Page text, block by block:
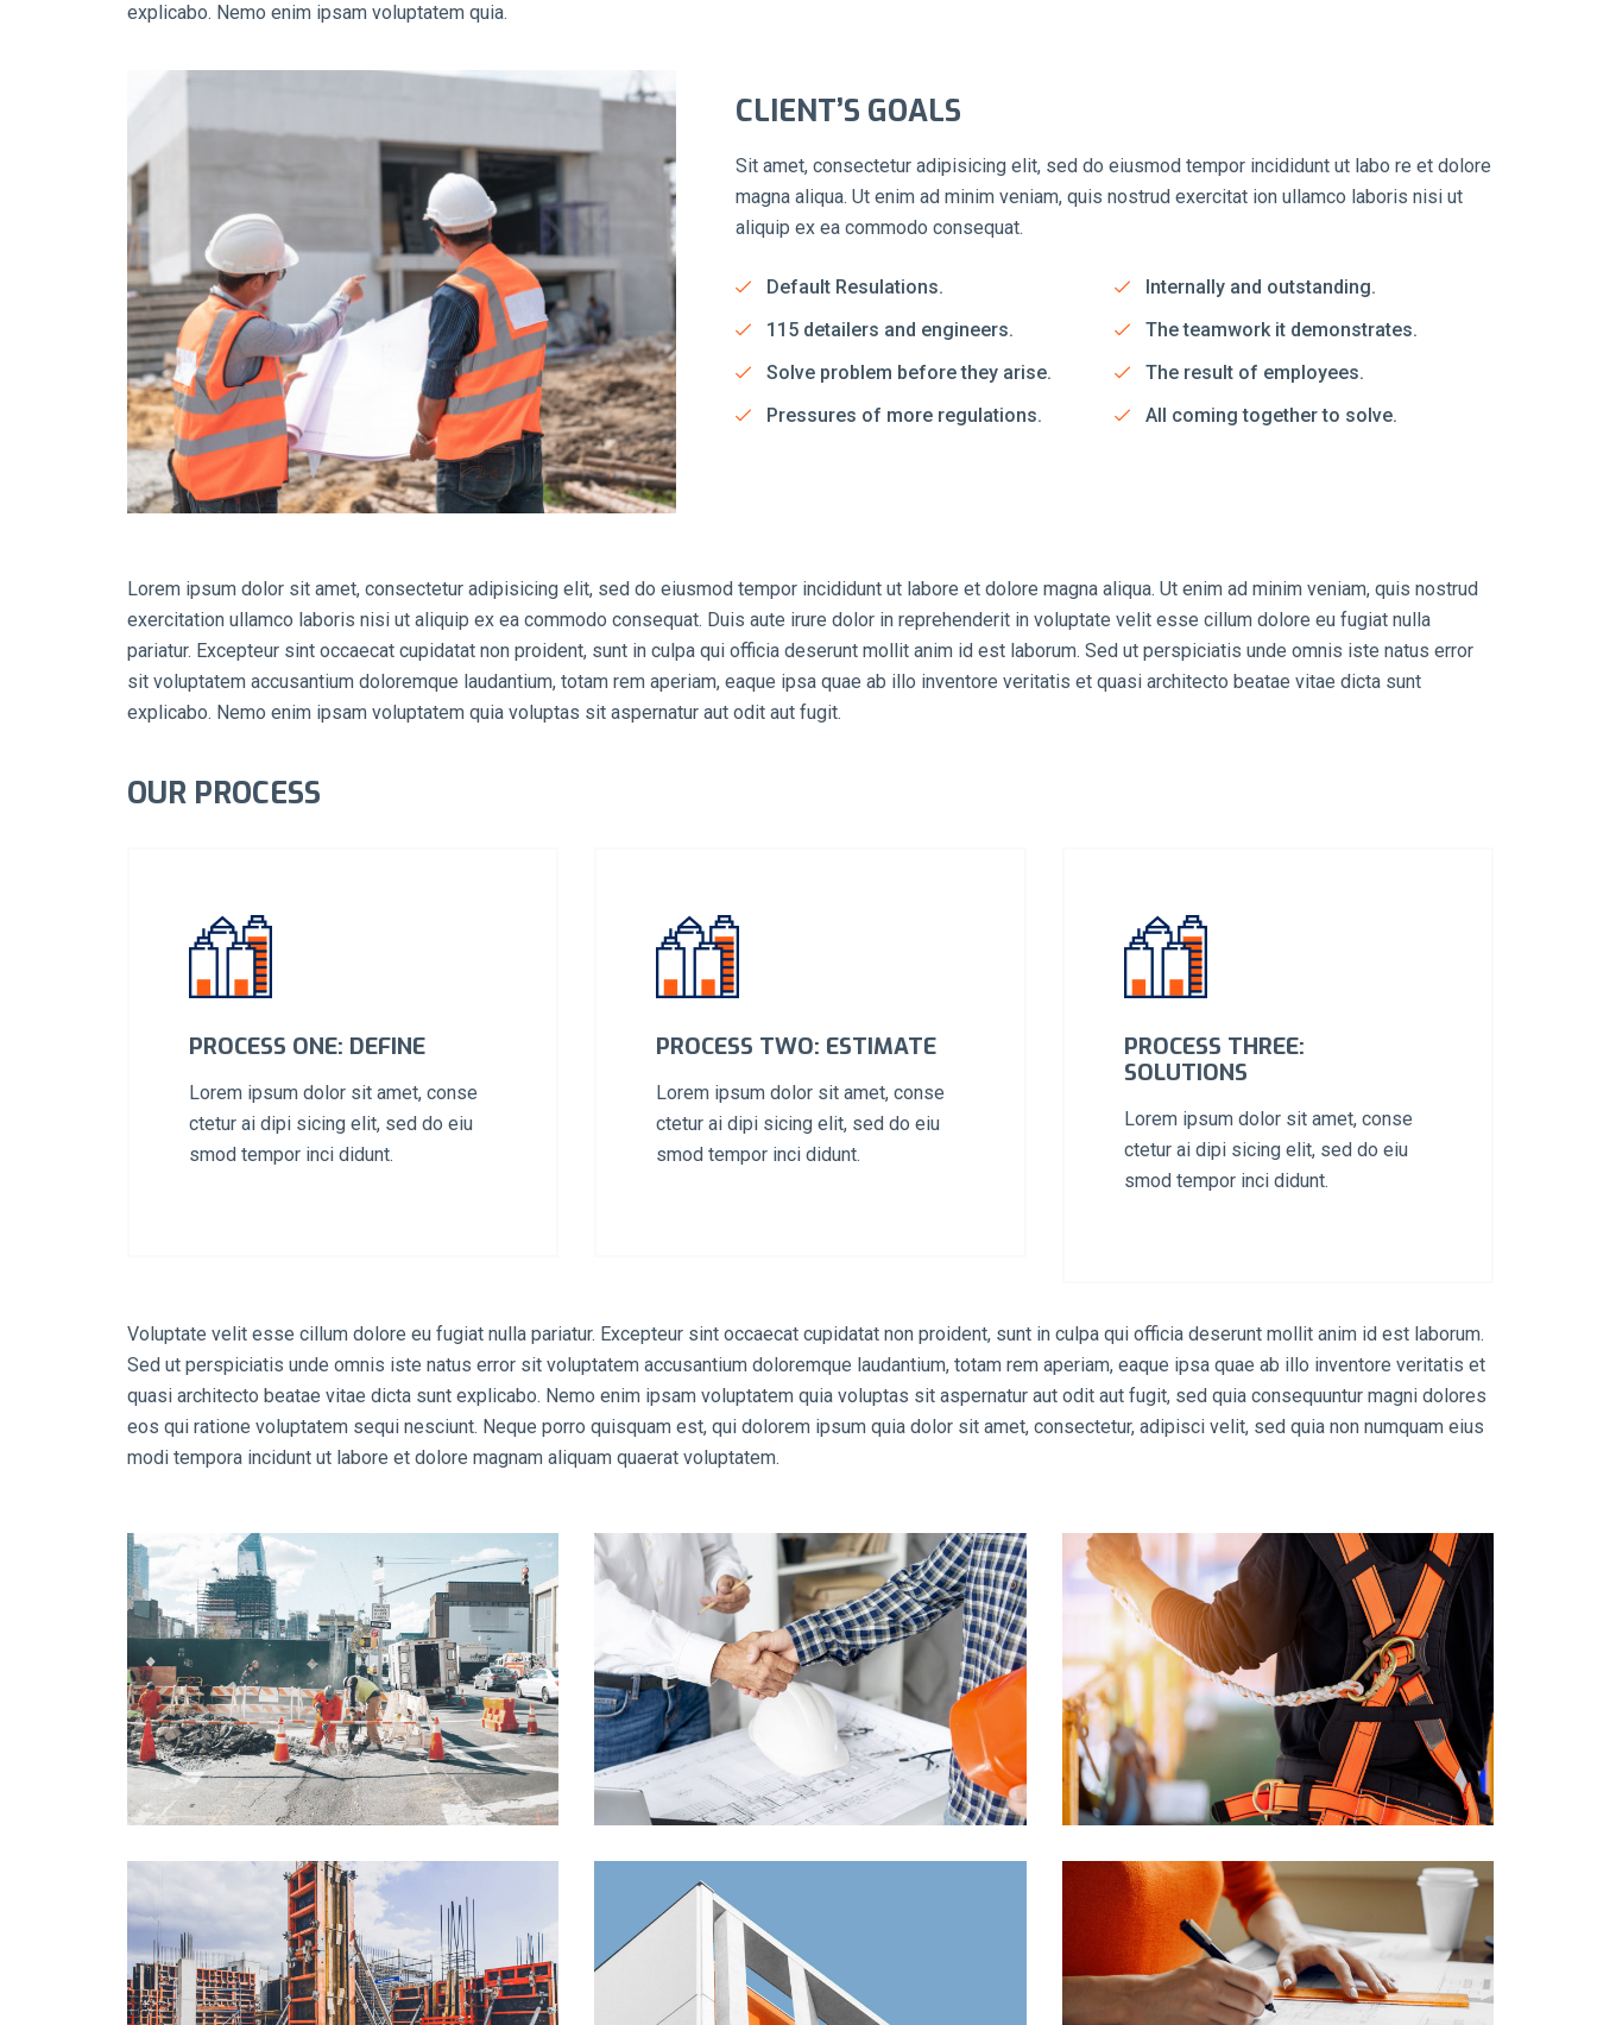
explicabo. Nemo enim ipsam voluptatem quia.
CLIENT’S GOALS
Sit amet, consectetur adipisicing elit, sed do eiusmod tempor incididunt ut labo re et dolore
magna aliqua. Ut enim ad minim veniam, quis nostrud exercitat ion ullamco laboris nisi ut
aliquip ex ea commodo consequat.
Default Resulations.
Internally and outstanding.
115 detailers and engineers.
The teamwork it demonstrates.
Solve problem before they arise.
The result of employees.
Pressures of more regulations.
All coming together to solve.
Lorem ipsum dolor sit amet, consectetur adipisicing elit, sed do eiusmod tempor incididunt ut labore et dolore magna aliqua. Ut enim ad minim veniam, quis nostrud
exercitation ullamco laboris nisi ut aliquip ex ea commodo consequat. Duis aute irure dolor in reprehenderit in voluptate velit esse cillum dolore eu fugiat nulla
pariatur. Excepteur sint occaecat cupidatat non proident, sunt in culpa qui officia deserunt mollit anim id est laborum. Sed ut perspiciatis unde omnis iste natus error
sit voluptatem accusantium doloremque laudantium, totam rem aperiam, eaque ipsa quae ab illo inventore veritatis et quasi architecto beatae vitae dicta sunt
explicabo. Nemo enim ipsam voluptatem quia voluptas sit aspernatur aut odit aut fugit.
OUR PROCESS
PROCESS ONE: DEFINE
Lorem ipsum dolor sit amet, conse
ctetur ai dipi sicing elit, sed do eiu
smod tempor inci didunt.
PROCESS TWO: ESTIMATE
Lorem ipsum dolor sit amet, conse
ctetur ai dipi sicing elit, sed do eiu
smod tempor inci didunt.
PROCESS THREE:
SOLUTIONS
Lorem ipsum dolor sit amet, conse
ctetur ai dipi sicing elit, sed do eiu
smod tempor inci didunt.
Voluptate velit esse cillum dolore eu fugiat nulla pariatur. Excepteur sint occaecat cupidatat non proident, sunt in culpa qui officia deserunt mollit anim id est laborum.
Sed ut perspiciatis unde omnis iste natus error sit voluptatem accusantium doloremque laudantium, totam rem aperiam, eaque ipsa quae ab illo inventore veritatis et
quasi architecto beatae vitae dicta sunt explicabo. Nemo enim ipsam voluptatem quia voluptas sit aspernatur aut odit aut fugit, sed quia consequuntur magni dolores
eos qui ratione voluptatem sequi nesciunt. Neque porro quisquam est, qui dolorem ipsum quia dolor sit amet, consectetur, adipisci velit, sed quia non numquam eius
modi tempora incidunt ut labore et dolore magnam aliquam quaerat voluptatem.